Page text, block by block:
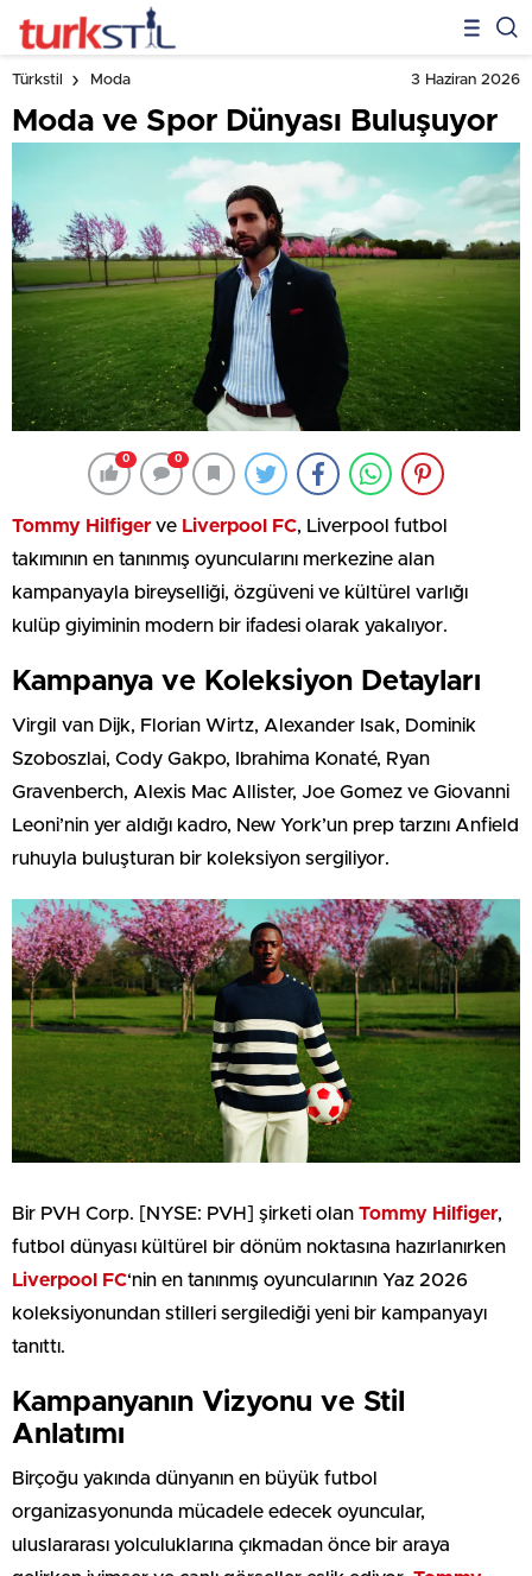
Türkstil Moda 3 Haziran 2026
Moda ve Spor Dünyası Buluşuyor
0 0
Tommy Hilfiger ve Liverpool FC, Liverpool futbol
takımının en tanınmış oyuncularını merkezine alan
kampanyayla bireyselliği, özgüveni ve kültürel varlığı
kulüp giyiminin modern bir ifadesi olarak yakalıyor.
Kampanya ve Koleksiyon Detayları
Virgil van Dijk, Florian Wirtz, Alexander Isak, Dominik
Szoboszlai, Cody Gakpo, Ibrahima Konaté, Ryan
Gravenberch, Alexis Mac Allister, Joe Gomez ve Giovanni
Leoni’nin yer aldığı kadro, New York’un prep tarzını Anfield
ruhuyla buluşturan bir koleksiyon sergiliyor.
Bir PVH Corp. [NYSE: PVH] şirketi olan Tommy Hilfiger,
futbol dünyası kültürel bir dönüm noktasına hazırlanırken
Liverpool FC‘nin en tanınmış oyuncularının Yaz 2026
koleksiyonundan stilleri sergilediği yeni bir kampanyayı
tanıttı.
Kampanyanın Vizyonu ve Stil
Anlatımı
Birçoğu yakında dünyanın en büyük futbol
organizasyonunda mücadele edecek oyuncular,
uluslararası yolculuklarına çıkmadan önce bir araya